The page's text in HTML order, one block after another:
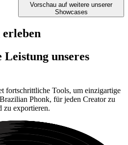
Vorschau auf weitere unserer
Showcases
Leistung unseres
fortschrittliche Tools, um einzigartige
Phonk, für jeden Creator zu
zu exportieren.